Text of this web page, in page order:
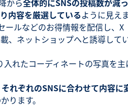
内容を厳選しているように見え
ールなどのお得情報を配信し、X
、ネットショップへと誘導して
れたコーディネートの写真を主
れぞれのSNSに合わせて内容に
ります。